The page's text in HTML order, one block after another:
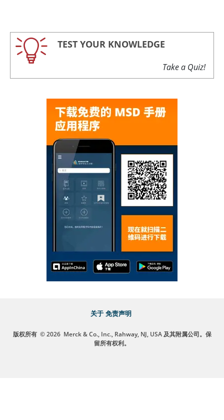
TEST YOUR KNOWLEDGE
Take a Quiz!
关于 免责声明
版权所有 © 2026 Merck & Co., Inc., Rahway, NJ, USA 及其附属公司。保
留所有权利。